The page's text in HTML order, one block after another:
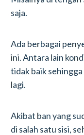
saja.
Ada berbagai
ini. Antara lain
tidak baik
lagi.
Akibat ban yang
di salah satu sisi,